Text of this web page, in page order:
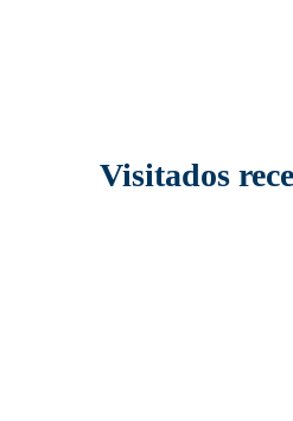
Visitados